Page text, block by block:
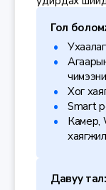
Гол
Ухаалаг
Хог
Smart
Камер,
Давуу тал: